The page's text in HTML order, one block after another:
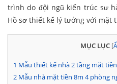
trình do đội ngũ kiến trúc sư
Hồ sơ thiết kế lý tưởng với mặt
MỤC LỤC [
1 Mẫu thiết kế nhà 2 tầng mặt
2 Mẫu nhà mặt tiền 8m 4 phòng